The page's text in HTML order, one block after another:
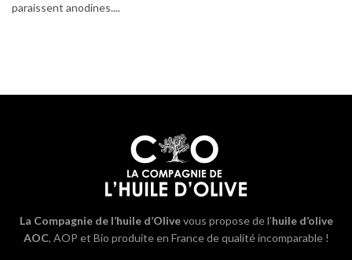
paraissent anodines....
La Compagnie de l’huile d’Olivevous propose de l’huile d’olive
AOC, AOP et Bio produite en France de qualité incomparable !